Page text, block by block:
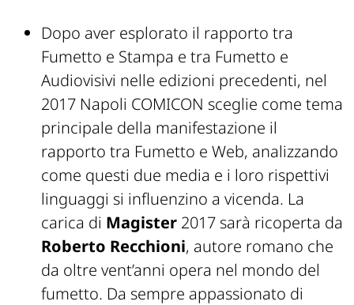
Dopo aver esplorato il rapporto tra
Fumetto e Stampa e tra Fumetto e
Audiovisivi nelle edizioni precedenti, nel
2017 Napoli COMICON sceglie come tema
principale della manifestazione il
rapporto tra Fumetto e Web, analizzando
come questi due media e i loro rispettivi
linguaggi si influenzino a vicenda. La
carica di Magister 2017 sarà ricoperta da
Roberto Recchioni, autore romano che
da oltre vent’anni opera nel mondo del
fumetto. Da sempre appassionato di